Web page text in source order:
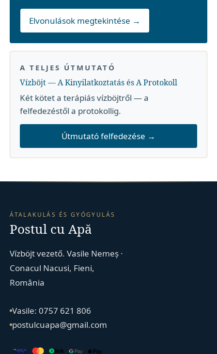
Elvonulások megtekintése →
A TELJES ÚTMUTATÓ
Vízböjt — A Kinyilatkoztatás és A Protokoll
Két kötet a terápiás vízböjtről — a
felfedezéstől a protokollig.
Útmutató felfedezése →
ÁTALAKULÁS ÉS GYÓGYULÁS
Postul cu Apă
Vízböjt vezető. Vasile Nemeș ·
Conacul Nacusi, Fieni,
România
Vasile: 0757 621 806
postulcuapa@gmail.com